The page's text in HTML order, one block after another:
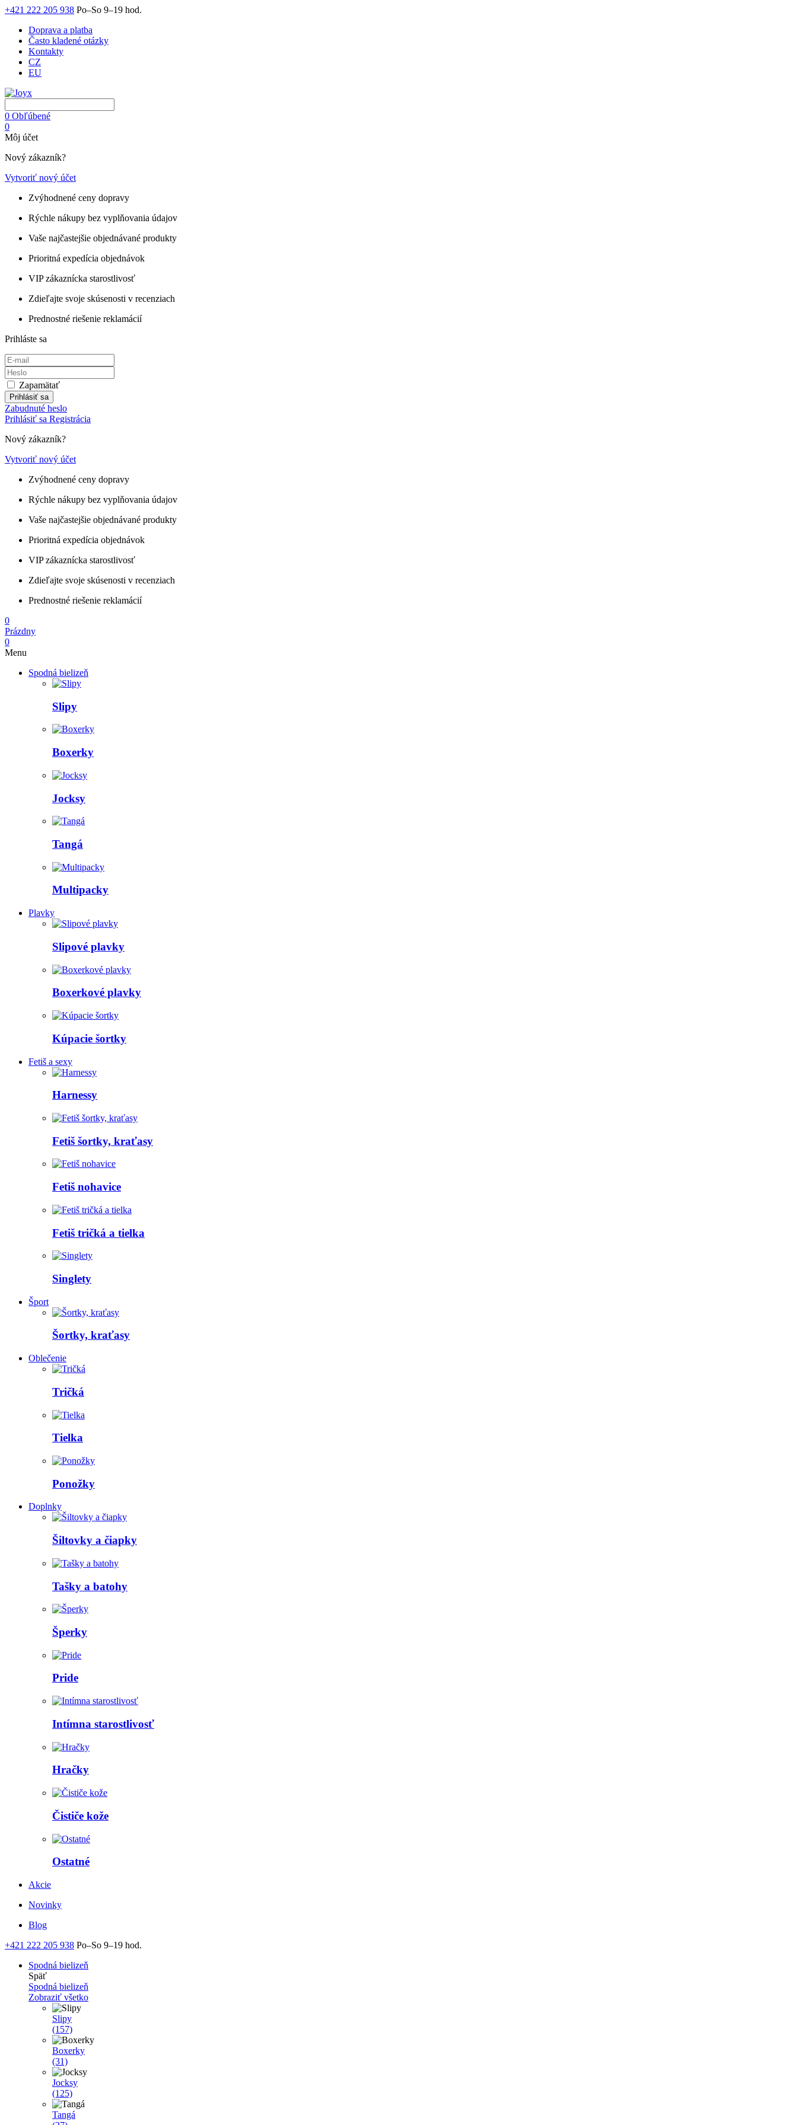
+421 222 205 938 Po–So 9–19 hod.
Doprava a platba
Často kladené otázky
Kontakty
CZ
EU
0 Obľúbené
0
Môj účet
Nový zákazník?
Vytvoriť nový účet
Zvýhodnené ceny dopravy
Rýchle nákupy bez vyplňovania údajov
Vaše najčastejšie objednávané produkty
Prioritná expedícia objednávok
VIP zákaznícka starostlivosť
Zdieľajte svoje skúsenosti v recenziach
Prednostné riešenie reklamácií
Prihláste sa
Zapamätať
Prihlásiť sa
Zabudnuté heslo
Prihlásiť sa Registrácia
Nový zákazník?
Vytvoriť nový účet
Zvýhodnené ceny dopravy
Rýchle nákupy bez vyplňovania údajov
Vaše najčastejšie objednávané produkty
Prioritná expedícia objednávok
VIP zákaznícka starostlivosť
Zdieľajte svoje skúsenosti v recenziach
Prednostné riešenie reklamácií
0
Prázdny
0
Menu
Spodná bielizeň
Slipy
Boxerky
Jocksy
Tangá
Multipacky
Plavky
Slipové plavky
Boxerkové plavky
Kúpacie šortky
Fetiš a sexy
Harnessy
Fetiš šortky, kraťasy
Fetiš nohavice
Fetiš tričká a tielka
Singlety
Šport
Šortky, kraťasy
Oblečenie
Tričká
Tielka
Ponožky
Doplnky
Šiltovky a čiapky
Tašky a batohy
Šperky
Pride
Intímna starostlivosť
Hračky
Čističe kože
Ostatné
Akcie
Novinky
Blog
+421 222 205 938 Po–So 9–19 hod.
Spodná bielizeň
Späť
Spodná bielizeň
Zobraziť všetko
Slipy
(157)
Boxerky
(31)
Jocksy
(125)
Tangá